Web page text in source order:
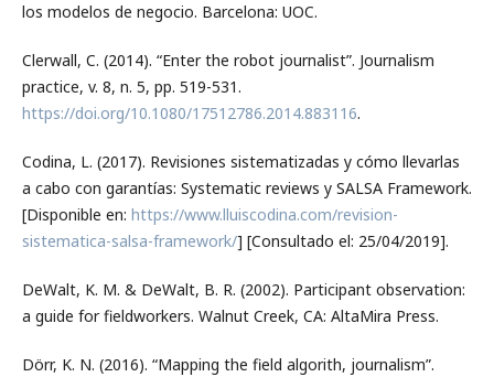
los modelos de negocio. Barcelona: UOC.
Clerwall, C. (2014). “Enter the robot journalist”. Journalism
practice, v. 8, n. 5, pp. 519-531.
https://doi.org/10.1080/17512786.2014.883116.
Codina, L. (2017). Revisiones sistematizadas y cómo llevarlas
a cabo con garantías: Systematic reviews y SALSA Framework.
[Disponible en: https://www.lluiscodina.com/revision-
sistematica-salsa-framework/] [Consultado el: 25/04/2019].
DeWalt, K. M. & DeWalt, B. R. (2002). Participant observation:
a guide for fieldworkers. Walnut Creek, CA: AltaMira Press.
Dörr, K. N. (2016). “Mapping the field algorith, journalism”.